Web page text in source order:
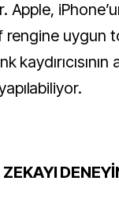
Apple,
rengine